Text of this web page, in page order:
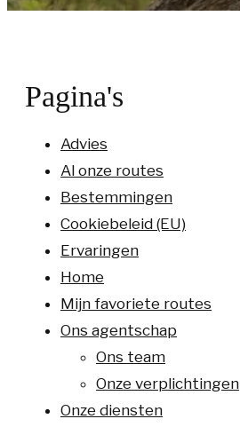
Pagina's
Advies
Al onze routes
Bestemmingen
Cookiebeleid (EU)
Ervaringen
Home
Mijn favoriete routes
Ons agentschap
Ons team
Onze verplichtingen
Onze diensten